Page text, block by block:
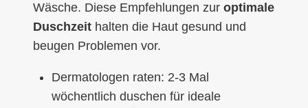
Wäsche. Diese Empfehlungen zur optimale
Duschzeit halten die Haut gesund und
beugen Problemen vor.
Dermatologen raten: 2-3 Mal
wöchentlich duschen für ideale